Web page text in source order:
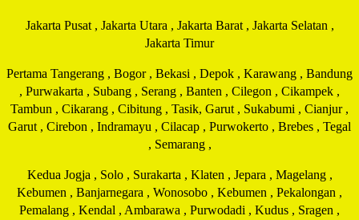
Jakarta Pusat , Jakarta Utara , Jakarta Barat , Jakarta Selatan ,
Jakarta Timur
Pertama Tangerang , Bogor , Bekasi , Depok , Karawang , Bandung
, Purwakarta , Subang , Serang , Banten , Cilegon , Cikampek ,
Tambun , Cikarang , Cibitung , Tasik, Garut , Sukabumi , Cianjur ,
Garut , Cirebon , Indramayu , Cilacap , Purwokerto , Brebes , Tegal
, Semarang ,
Kedua Jogja , Solo , Surakarta , Klaten , Jepara , Magelang ,
Kebumen , Banjarnegara , Wonosobo , Kebumen , Pekalongan ,
Pemalang , Kendal , Ambarawa , Purwodadi , Kudus , Sragen ,